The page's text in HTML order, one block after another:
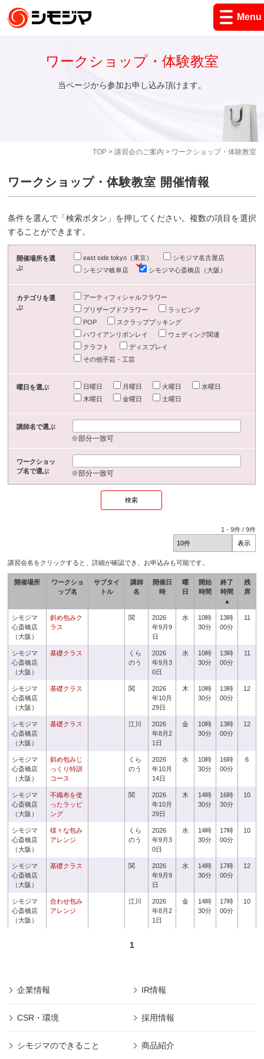
Menu
TOP> 講習会のご案内 > ワークショップ・体験教室
ワークショップ・体験教室
当ページから参加お申し込み頂けます。
ワークショップ・体験教室 開催情報
条件を選んで「検索ボタン」を押してください。複数の項目を選択
することができます。
開催場所を選
ぶ
east side tokyo（東京）
シモジマ名古屋店
シモジマ岐阜店
シモジマ心斎橋店（大阪）
カテゴリを選
ぶ
アーティフィシャルフラワー
プリザーブドフラワー
ラッピング
POP
スクラップブッキング
ハワイアンリボンレイ
ウェディング関連
クラフト
ディスプレイ
その他手芸・工芸
曜日を選ぶ 日曜日 月曜日 火曜日
水曜日
木曜日
金曜日 土曜日
講師名で選ぶ
※部分一致可
ワークショッ
プ名で選ぶ
※部分一致可
1 -9件 /9件
講習会名をクリックすると、詳細が確認でき、お申込みも可能です。
開催場所
ワークショ
ップ名
サブタイ
トル
講師
名
開催日
時
曜
日
開始
時間
終了
時間
▲
残
席
シモジマ
心斎橋店
（大阪）
斜め包みク
ラス
関
2026
年9月9
日
水
10時
30分
13時
00分
11
シモジマ
心斎橋店
（大阪）
基礎クラス
くら
のう
2026
年9月3
0日
水
10時
30分
13時
00分
11
シモジマ
心斎橋店
（大阪）
基礎クラス 関
2026
年10月
29日
木
10時
30分
13時
00分
12
シモジマ
心斎橋店
（大阪）
基礎クラス 江川
2026
年8月2
1日
金
10時
30分
13時
00分
12
シモジマ
心斎橋店
（大阪）
斜め包みじ
っくり特訓
コース
くら
のう
2026
年10月
14日
水
10時
30分
16時
00分
6
シモジマ
心斎橋店
（大阪）
不織布を使
ったラッピ
ング
関
2026
年10月
29日
木
14時
30分
16時
30分
10
シモジマ
心斎橋店
（大阪）
様々な包み
アレンジ
くら
のう
2026
年9月3
0日
水
14時
30分
17時
00分
10
シモジマ
心斎橋店
（大阪）
基礎クラス 関
2026
年9月9
日
水
14時
30分
17時
00分
12
シモジマ
心斎橋店
（大阪）
合わせ包み
アレンジ
江川
2026
年8月2
1日
金
14時
30分
17時
00分
10
1
企業情報 IR情報
CSR・環境 採用情報
シモジマのできること 商品紹介